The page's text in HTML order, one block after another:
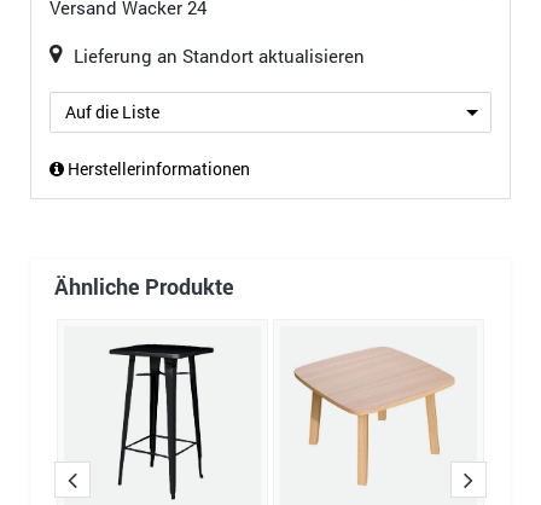
Versand Wacker 24
Lieferung an Standort aktualisieren
Auf die Liste
Herstellerinformationen
Ähnliche Produkte